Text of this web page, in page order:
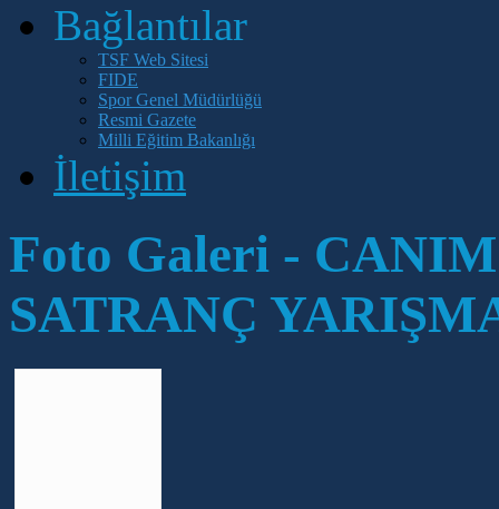
Bağlantılar
TSF Web Sitesi
FIDE
Spor Genel Müdürlüğü
Resmi Gazete
Milli Eğitim Bakanlığı
İletişim
Foto Galeri -
SATRANÇ